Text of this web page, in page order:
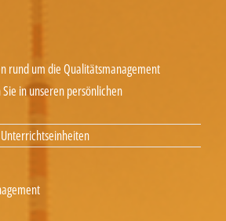
rund um die Qualitätsmanagement
in unseren persönlichen